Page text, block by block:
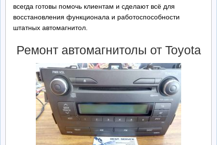
всегда готовы помочь клиентам и сделают всё для
восстановления функционала и работоспособности
штатных автомагнитол.
Ремонт автомагнитолы от Toyota